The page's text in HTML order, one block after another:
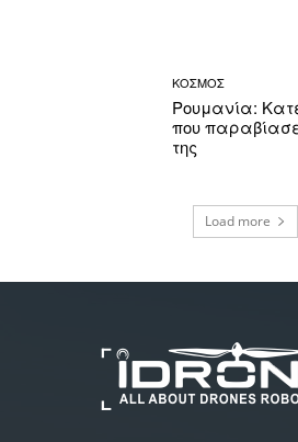
ΚΟΣΜΟΣ
Ρουμανία:
που
της
Load more